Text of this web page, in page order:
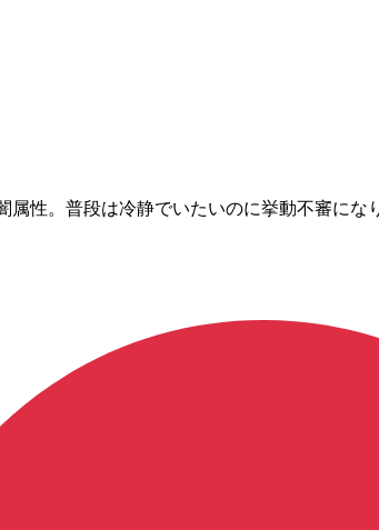
性。普段は冷静でいたいのに挙動不審にな